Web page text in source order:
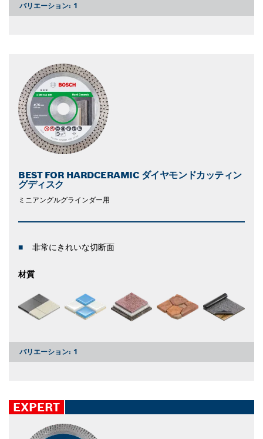
バリエーション: 1
BEST FOR HARDCERAMIC ダイヤモンドカッティン
グディスク
ミニアングルグラインダー用
非常にきれいな切断面
材質
バリエーション: 1
EXPERT